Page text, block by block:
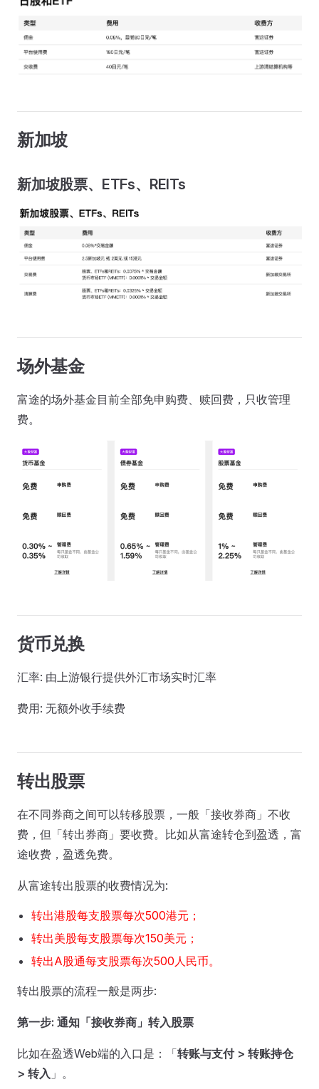
新加坡
新加坡股票、ETFs、REITs
场外基金
富途的场外基金目前全部免申购费、赎回费，只收管理
费。
货币兑换
汇率: 由上游银行提供外汇市场实时汇率
费用: 无额外收手续费
转出股票
在不同券商之间可以转移股票，一般「接收券商」不收
费，但「转出券商」要收费。比如从富途转仓到盈透，富
途收费，盈透免费。
从富途转出股票的收费情况为:
转出港股每支股票每次500港元；
转出美股每支股票每次150美元；
转出A股通每支股票每次500人民币。
转出股票的流程一般是两步:
第一步: 通知「接收券商」转入股票
比如在盈透Web端的入口是：「转账与支付 > 转账持仓
> 转入 」。